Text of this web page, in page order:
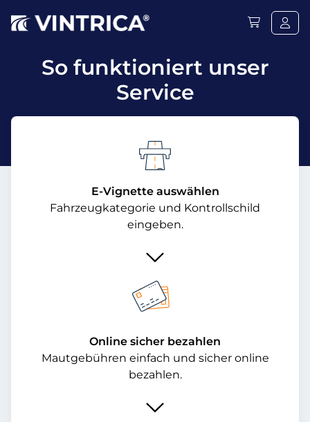
So funktioniert unser
Service
E-Vignette auswählen
Fahrzeugkategorie und Kontrollschild
eingeben.
Online sicher bezahlen
Mautgebühren einfach und sicher online
bezahlen.